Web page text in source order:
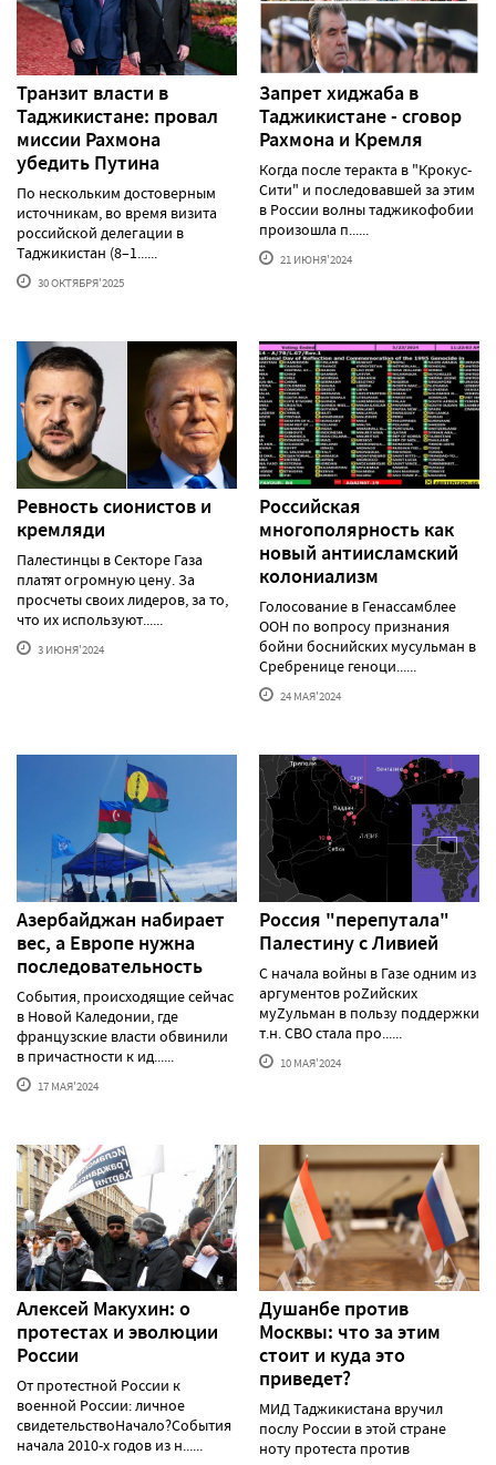
Транзит власти в
Таджикистане: провал
миссии Рахмона
убедить Путина
По нескольким достоверным
источникам, во время визита
российской делегации в
Таджикистан (8–1......
30 ОКТЯБРЯ'2025
Запрет хиджаба в
Таджикистане - сговор
Рахмона и Кремля
Когда после теракта в "Крокус-
Сити" и последовавшей за этим
в России волны таджикофобии
произошла п......
21 ИЮНЯ'2024
Ревность сионистов и
кремляди
Палестинцы в Секторе Газа
платят огромную цену. За
просчеты своих лидеров, за то,
что их используют......
3 ИЮНЯ'2024
Российская
многополярность как
новый антиисламский
колониализм
Голосование в Генассамблее
ООН по вопросу признания
бойни боснийских мусульман в
Сребренице геноци......
24 МАЯ'2024
Азербайджан набирает
вес, а Европе нужна
последовательность
События, происходящие сейчас
в Новой Каледонии, где
французские власти обвинили
в причастности к ид......
17 МАЯ'2024
Россия "перепутала"
Палестину с Ливией
С начала войны в Газе одним из
аргументов роZийских
муZульман в пользу поддержки
т.н. СВО стала про......
10 МАЯ'2024
Алексей Макуxин: о
протестаx и эволюции
России
От протестной России к
военной России: личное
свидетельствоНачало?События
начала 2010-х годов из н......
Душанбе против
Москвы: что за этим
стоит и куда это
приведет?
МИД Таджикистана вручил
послу России в этой стране
ноту протеста против